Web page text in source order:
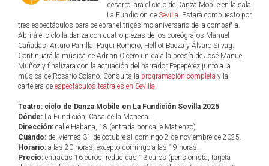
desarrollará el ciclo de Danza Mobile en la sala
La Fundición de Sevilla. Estará compuesto por
tres espectáculos para celebrar el trigésimo aniversario de la compañía.
Abrirá el ciclo la danza con cuatro piezas de los coreógrafos Manuel
Cañadas, Arturo Parrilla, Paqui Romero, Helliot Baeza y Álvaro Silvag.
Continuará la música de Adrián Cicero unida a la poesía de José Manuel
Muñoz y finalizara con la actuación del narrador Pepepérez junto a la
música de Rosario Solano. Consulta la programación completa y la
cartelera de espectáculos teatrales en Sevilla.
Teatro: ciclo de Danza Mobile en La Fundición Sevilla 2025
Dónde: La Fundición, Casa de la Moneda.
Dirección: calle Habana, 18 (entrada por calle Matienzo).
Cuándo: del viernes 31 de octubre al domingo 2 de noviembre de 2025.
Horario: a las 20 horas, excepto domingo a las 19 horas.
Precio: entradas 16 euros, reducidas 13 euros (pensionista, tarjeta